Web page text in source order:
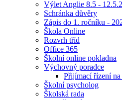
Výlet Anglie 8.5 -
Schránka důvěry
Zápis do 1. ročníku -
Škola Online
Rozvrh tříd
Office 365
Školní online pokladna
Výchovný poradce
Přijímací řízení
Školní psycholog
Školská rada